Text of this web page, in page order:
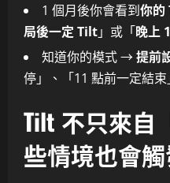
1 個月後你會看到你的
局後一定 Tilt」或「晚上
知道你的模式 →提前
停」、「11 點前一定結束
Tilt 不只來
些情境也會